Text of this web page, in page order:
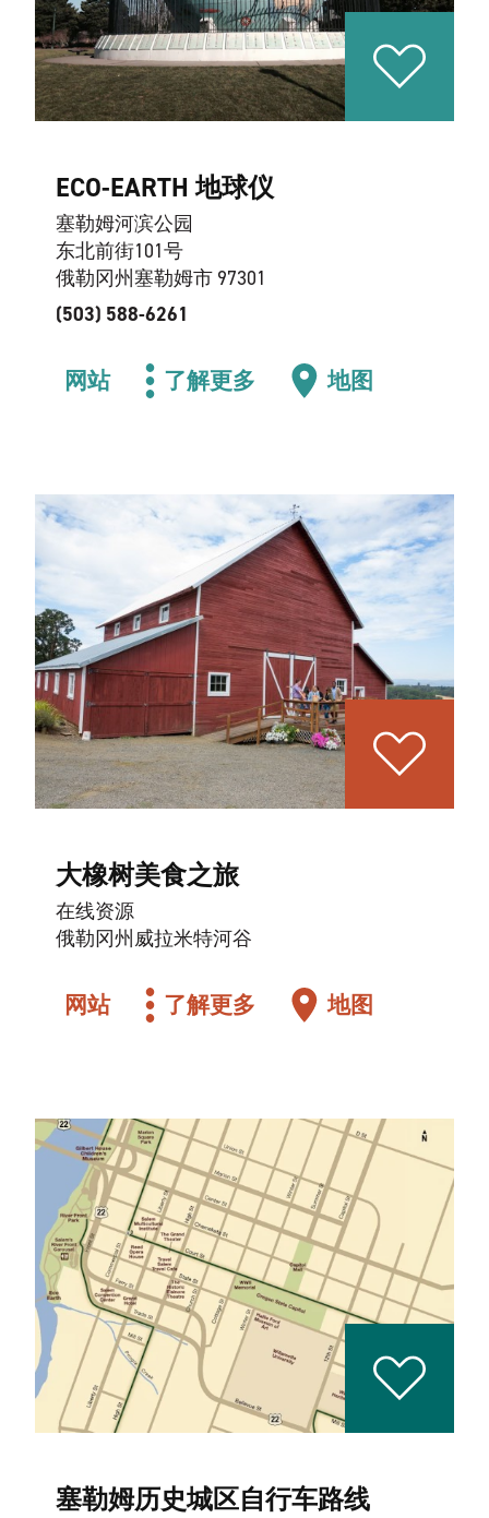
ECO-EARTH 地球仪
塞勒姆河滨公园
东北前街101号
俄勒冈州塞勒姆市 97301
(503) 588-6261
网站 了解更多 地图
大橡树美食之旅
在线资源
俄勒冈州威拉米特河谷
网站 了解更多 地图
塞勒姆历史城区自行车路线